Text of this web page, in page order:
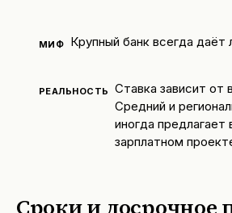
МИФ Крупный банк всегда даёт
РЕАЛЬНОСТЬ
Ставка зависит от
Средний и
иногда предлагает
зарплатном